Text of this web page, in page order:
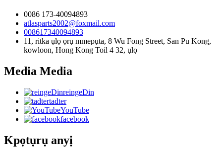
0086 173-40094893
atlasparts2002@foxmail.com
008617340094893
11, ritka ụlọ ọrụ mmepụta, 8 Wu Fong Street, San Pu Kong,
kowloon, Hong Kong Toil 4 32, ụlọ
Media Media
reingeDin
tadter
YouTube
facebook
Kpọtụrụ anyị